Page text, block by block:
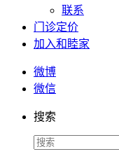
联系
门诊定价
加入和睦家
微博
微信
搜索